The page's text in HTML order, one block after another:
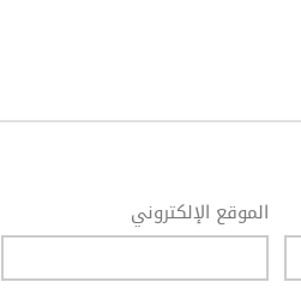
الموقع الإلكتروني